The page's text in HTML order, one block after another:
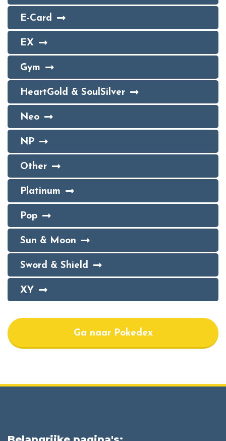
E-Card
EX
Gym
HeartGold & SoulSilver
Neo
NP
Other
Platinum
Pop
Sun & Moon
Sword & Shield
XY
Ga naar Pokedex